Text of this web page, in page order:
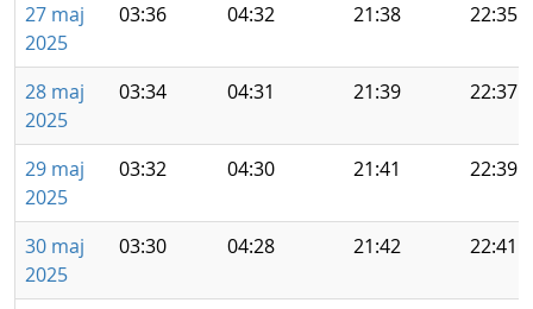
27 maj
2025
03:36 04:32 21:38 22:35
28 maj
2025
03:34 04:31 21:39 22:37
29 maj
2025
03:32 04:30 21:41 22:39
30 maj
2025
03:30 04:28 21:42 22:41